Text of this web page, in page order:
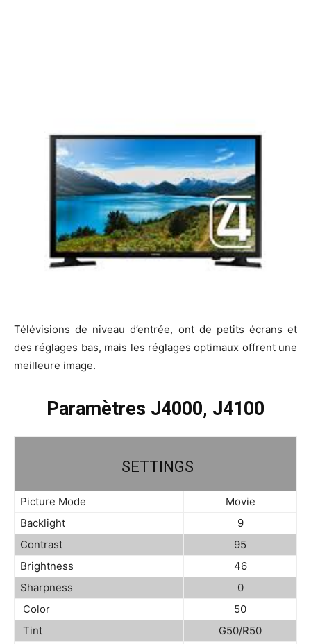
Télévisions de niveau d’entrée, ont de petits écrans et
des réglages bas, mais les réglages optimaux offrent une
meilleure image.
Paramètres J4000, J4100
SETTINGS
Picture Mode
Movie
Backlight
9
Contrast
95
Brightness
46
Sharpness
0
Color
50
Tint
G50/R50